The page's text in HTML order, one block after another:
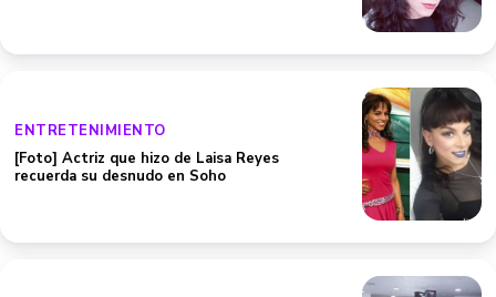
ENTRETENIMIENTO
[Foto] Actriz que hizo de Laisa Reyes
recuerda su desnudo en Soho